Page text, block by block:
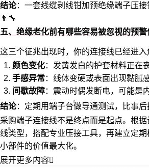
结论：一套线缆剥线钳加预绝缘端子压接
👨‍🔧
五、绝缘老化前有哪些容易被忽视的预警
这三个征兆出现时，你的连接线已经进入
颜色变化：发黄发白的护套材料正在
手感异常：线体变硬或表面出现黏腻
间歇故障：震动时偶发断电，可能是
结论：定期用端子台做导通测试，比事
采购端子连接线不是终点而是起点。根
线类型，搭配专业压接工具，再建立定
小部件的价值最大化。
展开更多内容